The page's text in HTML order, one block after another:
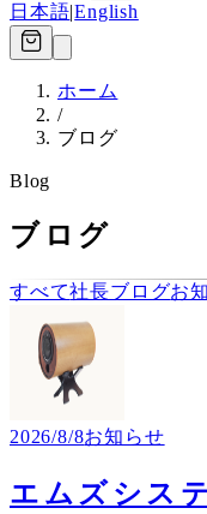
日本語|English
ホーム
/
ブログ
Blog
ブログ
すべて社長ブログお
2026/8/8お知らせ
エムズシス